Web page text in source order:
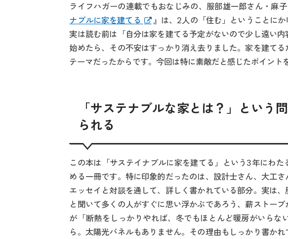
ライフハガーの連載でもおなじみの、服部雄一郎さん・麻
ナブルに家を建てる
』は、2人の「住む」ということに
実は読む前は「自分は家を建てる予定がないので少し遠い
始めたら、その不安はすっかり消え去りました。家を建て
テーマだったからです。今回は特に素敵だと感じたポイント
「サステナブルな家とは？」という
られる
この本は「サステイナブルに家を建てる」という3年にわ
める一冊です。特に印象的だったのは、設計士さん、大工
エッセイと対談を通して、詳しく書かれている部分。実は、
と聞いて多くの人がすぐに思い浮かぶであろう、薪ストー
が「断熱をしっかりやれば、冬でもほとんど暖房がいらな
ら。太陽光パネルもありません。その理由もしっかり書か